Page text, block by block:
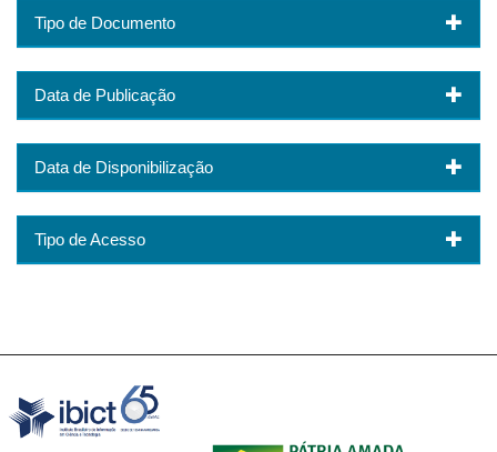
Tipo de Documento
Data de Publicação
Data de Disponibilização
Tipo de Acesso